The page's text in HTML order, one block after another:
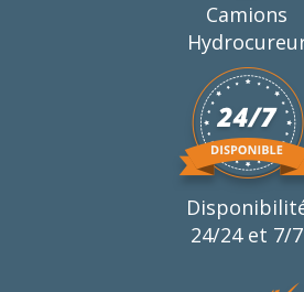
Camions
24/24 et 7/7